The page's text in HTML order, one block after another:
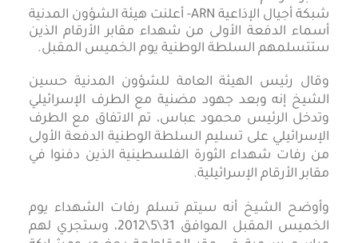
شبكة أجيال الإذاعية ARN- أعلنت هيئة الشؤون المدنية
أسماء الدفعة الأولى من شهداء مقابر الأرقام الذين
ستتسلمهم السلطة الوطنية يوم الخميس المقبل.
وقال رئيس الهيئة العامة للشؤون المدنية حسين
الشيخ إنه وبعد جهود مضنية مع الطرف الإسرائيلي
وتدخل الرئيس محمود عباس، تم الاتفاق مع الطرف
الإسرائيلي على تسليم السلطة الوطنية الدفعة الأولى
من رفات شهداء الثورة الفلسطينية الذين دفنوا في
مقابر الأرقام الإسرائيلية.
وأوضح الشيخ أنه سيتم تسلم رفات الشهداء يوم
الخميس المقبل الموافق 31\5\2012، وستجري لهم